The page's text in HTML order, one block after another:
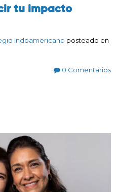
tu impacto
Indoamericano posteado en
0 Comentarios